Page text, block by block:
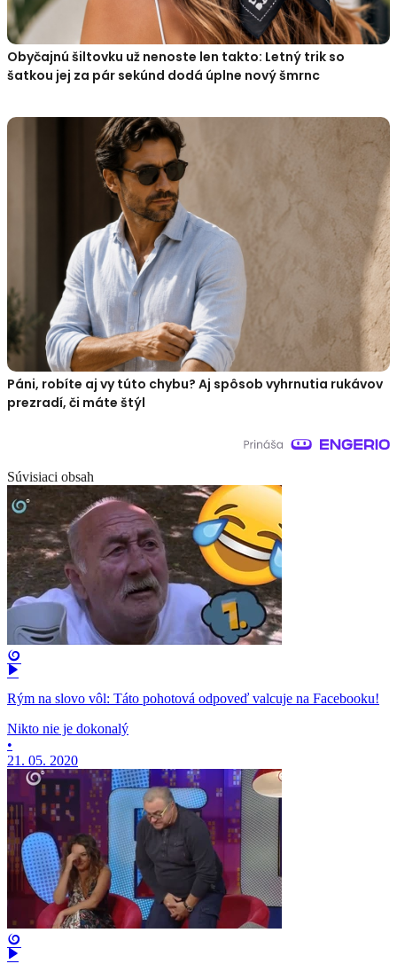
Obyčajnú šiltovku už nenoste len takto: Letný trik so
šatkou jej za pár sekúnd dodá úplne nový šmrnc
Páni, robíte aj vy túto chybu? Aj spôsob vyhrnutia rukávov
prezradí, či máte štýl
Súvisiaci obsah
Rým na slovo vôl: Táto pohotová odpoveď valcuje na Facebooku!
Nikto nie je dokonalý
•
21. 05. 2020